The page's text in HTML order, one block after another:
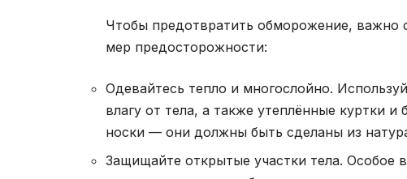
Чтобы предотвратить обморожение, важно
мер предосторожности:
Одевайтесь тепло и многослойно.
влагу от тела, а также утеплённые куртки
носки — они должны быть сделаны из
Защищайте открытые участки тела. Особое